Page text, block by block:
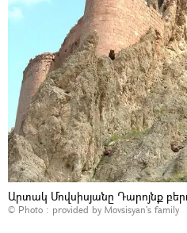
Արտակ Մովսիսյանը Դարոյնք
© Photo : provided by Movsisyan's family